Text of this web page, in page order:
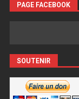
PAGE FACEBOOK
SOUTENIR